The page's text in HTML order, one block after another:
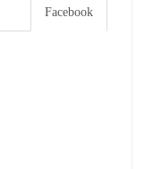
Facebook